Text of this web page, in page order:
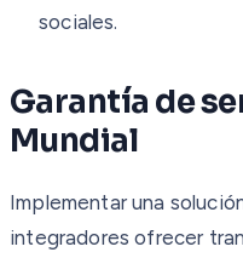
sociales.
Garantía de
Mundial
Implementar una
integradores ofrecer